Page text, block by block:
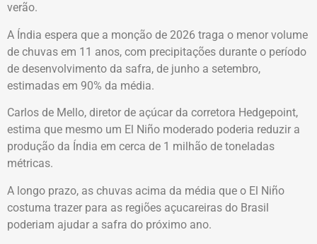
verão.
A Índia espera que a monção de 2026 traga o menor volume
de chuvas em 11 anos, com precipitações durante o período
de desenvolvimento da safra, de junho a setembro,
estimadas em 90% da média.
Carlos de Mello, diretor de açúcar da corretora Hedgepoint,
estima que mesmo um El Niño moderado poderia reduzir a
produção da Índia em cerca de 1 milhão de toneladas
métricas.
A longo prazo, as chuvas acima da média que o El Niño
costuma trazer para as regiões açucareiras do Brasil
poderiam ajudar a safra do próximo ano.